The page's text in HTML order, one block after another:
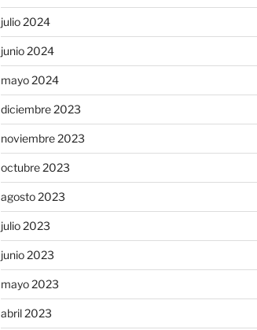
julio 2024
junio 2024
mayo 2024
diciembre 2023
noviembre 2023
octubre 2023
agosto 2023
julio 2023
junio 2023
mayo 2023
abril 2023